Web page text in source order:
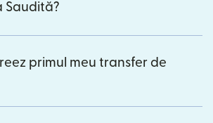
Saudită?
primul meu transfer de